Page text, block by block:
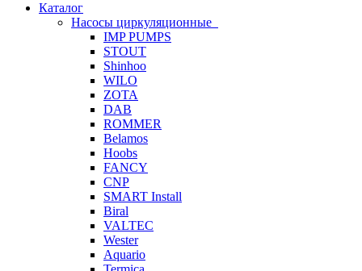
Каталог
Насосы циркуляционные
IMP PUMPS
STOUT
Shinhoo
WILO
ZOTA
DAB
ROMMER
Belamos
Hoobs
FANCY
CNP
SMART Install
Biral
VALTEC
Wester
Aquario